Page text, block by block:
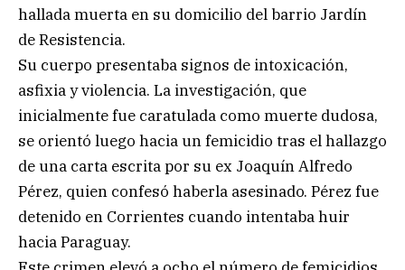
hallada muerta en su domicilio del barrio Jardín
de Resistencia.
Su cuerpo presentaba signos de intoxicación,
asfixia y violencia. La investigación, que
inicialmente fue caratulada como muerte dudosa,
se orientó luego hacia un femicidio tras el hallazgo
de una carta escrita por su ex Joaquín Alfredo
Pérez, quien confesó haberla asesinado. Pérez fue
detenido en Corrientes cuando intentaba huir
hacia Paraguay.